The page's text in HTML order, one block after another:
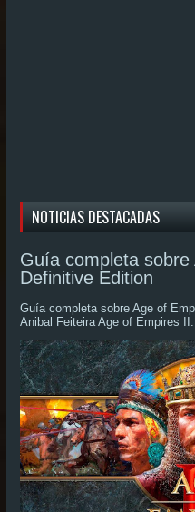
NOTICIAS DESTACADAS
Guía completa
Definitive Edition
Guía completa sobre Age of
Anibal Feiteira Age of Empires